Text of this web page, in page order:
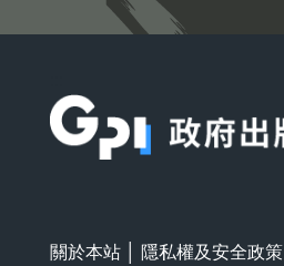
關於本站 隱私權及安全政策